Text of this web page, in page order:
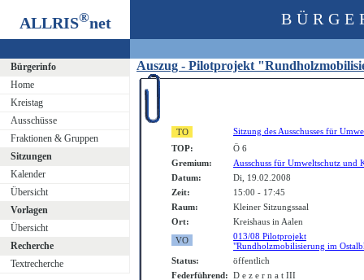
ALLRIS®net
Bürgerinfo
Home
Kreistag
Ausschüsse
Fraktionen & Gruppen
Sitzungen
Kalender
Übersicht
Vorlagen
Übersicht
Recherche
Textrecherche
Auszug - Pilotprojekt
Sitzung des Ausschusses für
TOP:
Ö 6
Gremium:
Ausschuss für Umweltschutz und
Datum:
Di, 19.02.2008
Zeit:
15:00 - 17:45
Raum:
Kleiner Sitzungssaal
Ort:
Kreishaus in Aalen
013/08 Pilotprojekt
"Rundholzmobilisierung im
Status:
öffentlich
Federführend: D e z e r n a t III